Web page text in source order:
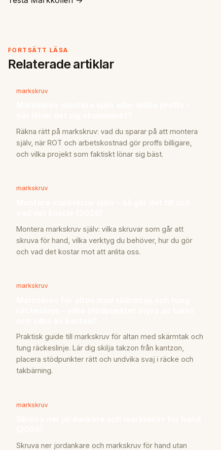
FORTSÄTT LÄSA
Relaterade artiklar
markskruv
Räkna rätt på markskruv: vad du sparar på att montera
själv, när ROT och arbetskostnad gör proffs billigare,
och vilka projekt som faktiskt lönar sig bäst.
markskruv
Montera markskruv själv: vilka skruvar som går att
skruva för hand, vilka verktyg du behöver, hur du gör
och vad det kostar mot att anlita oss.
markskruv
Praktisk guide till markskruv för altan med skärmtak och
tung räckeslinje. Lär dig skilja takzon från kantzon,
placera stödpunkter rätt och undvika svaj i räcke och
takbärning.
markskruv
Skruva ner jordankare och markskruv för hand utan